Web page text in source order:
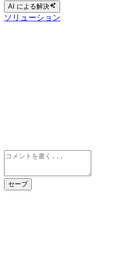
AI による解決
ソリューション
セーブ